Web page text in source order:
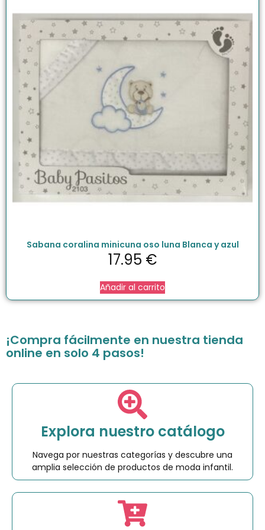
Sabana coralina minicuna oso luna Blanca y azul
17.95 €
Añadir al carrito
¡Compra fácilmente en nuestra tienda
online en solo 4 pasos!
Explora nuestro catálogo
Navega por nuestras categorías y descubre una
amplia selección de productos de moda infantil.